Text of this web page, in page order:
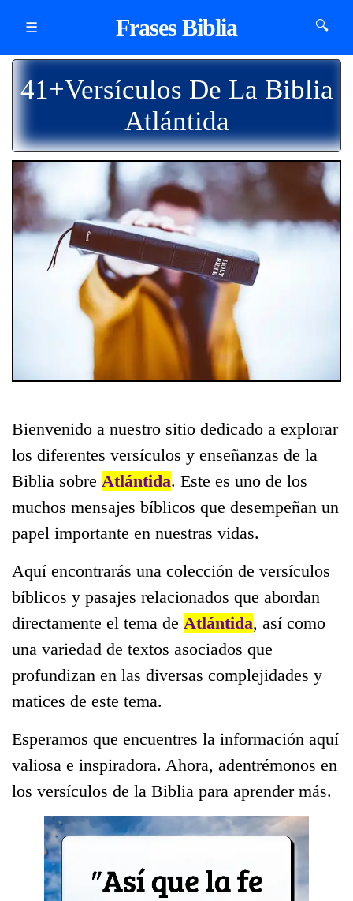
☰ Frases Biblia 🔍
41+Versículos De La Biblia
Atlántida
Bienvenido a nuestro sitio dedicado a explorar
los diferentes versículos y enseñanzas de la
Biblia sobre Atlántida. Este es uno de los
muchos mensajes bíblicos que desempeñan un
papel importante en nuestras vidas.
Aquí encontrarás una colección de versículos
bíblicos y pasajes relacionados que abordan
directamente el tema de Atlántida, así como
una variedad de textos asociados que
profundizan en las diversas complejidades y
matices de este tema.
Esperamos que encuentres la información aquí
valiosa e inspiradora. Ahora, adentrémonos en
los versículos de la Biblia para aprender más.